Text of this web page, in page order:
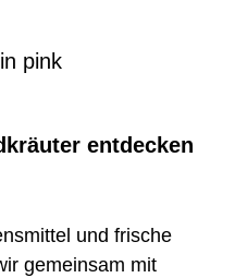
entdecken
und frische
gemeinsam mit